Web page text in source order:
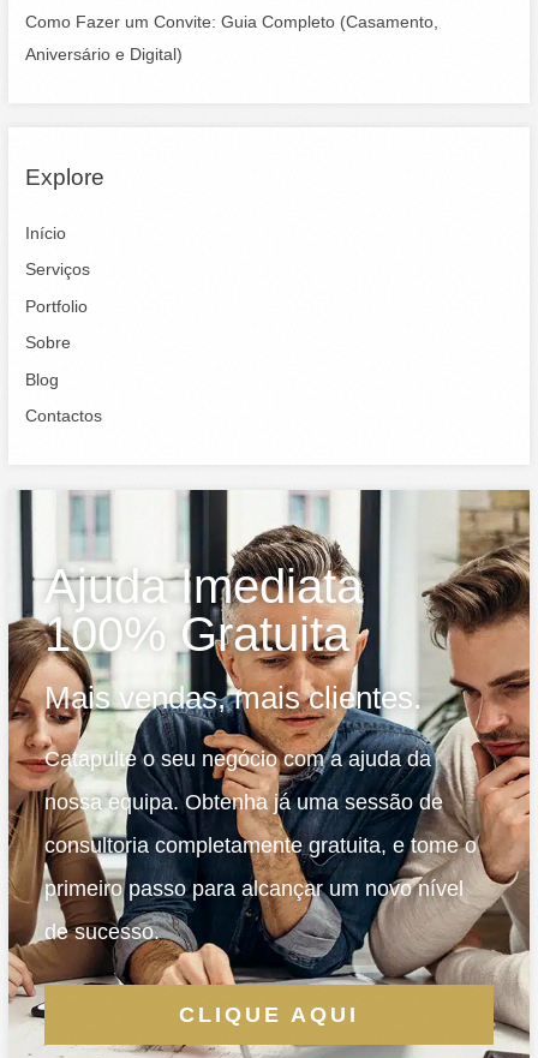
Como Fazer um Convite: Guia Completo (Casamento,
Aniversário e Digital)
Explore
Início
Serviços
Portfolio
Sobre
Blog
Contactos
Ajuda Imediata
100% Gratuita
Mais vendas, mais clientes.
Catapulte o seu negócio com a ajuda da
nossa equipa. Obtenha já uma sessão de
consultoria completamente gratuita, e tome o
primeiro passo para alcançar um novo nível
de sucesso.
CLIQUE AQUI